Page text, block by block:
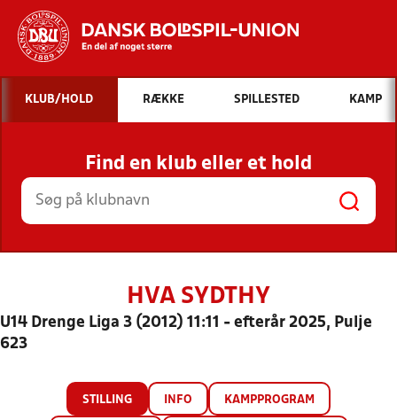
Hvad vil du søge efter?
INDHOLD OG NYHEDER
STILLINGER, RESULTATER, KLUBBER OG
HOLD
KLUB/HOLD RÆKKE SPILLESTED KAMP
Find en klub eller et hold
HVA SYDTHY
U14 Drenge Liga 3 (2012) 11:11 - efterår 2025, Pulje
623
STILLING INFO KAMPPROGRAM